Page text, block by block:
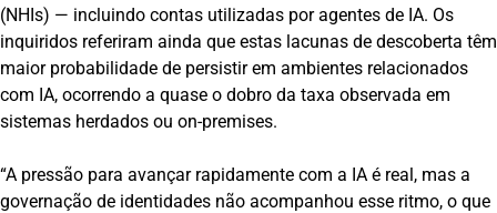
(NHIs) — incluindo contas utilizadas por agentes de IA. Os
inquiridos referiram ainda que estas lacunas de descoberta têm
maior probabilidade de persistir em ambientes relacionados
com IA, ocorrendo a quase o dobro da taxa observada em
sistemas herdados ou on-premises.
“A pressão para avançar rapidamente com a IA é real, mas a
governação de identidades não acompanhou esse ritmo, o que